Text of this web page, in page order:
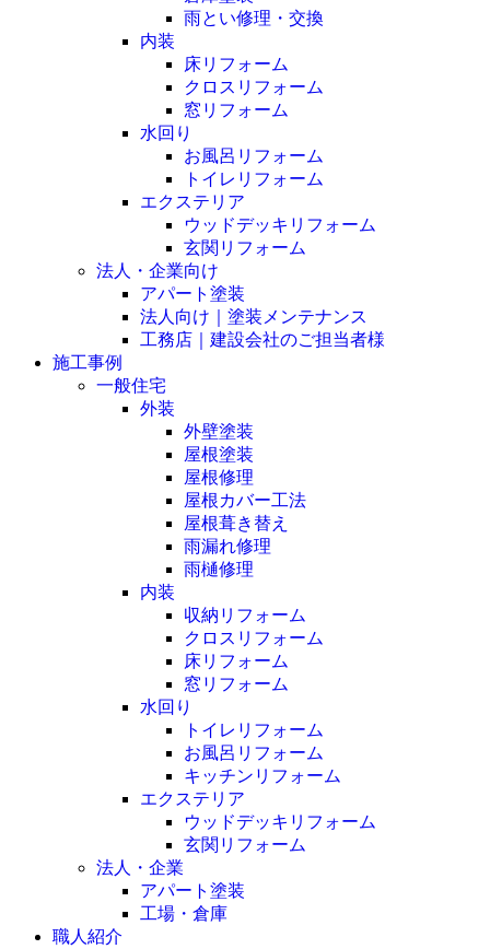
雨とい修理・交換
内装
床リフォーム
クロスリフォーム
窓リフォーム
水回り
お風呂リフォーム
トイレリフォーム
エクステリア
ウッドデッキリフォーム
玄関リフォーム
法人・企業向け
アパート塗装
法人向け｜塗装メンテナンス
工務店｜建設会社のご担当者様
施工事例
一般住宅
外装
外壁塗装
屋根塗装
屋根修理
屋根カバー工法
屋根葺き替え
雨漏れ修理
雨樋修理
内装
収納リフォーム
クロスリフォーム
床リフォーム
窓リフォーム
水回り
トイレリフォーム
お風呂リフォーム
キッチンリフォーム
エクステリア
ウッドデッキリフォーム
玄関リフォーム
法人・企業
アパート塗装
工場・倉庫
職人紹介